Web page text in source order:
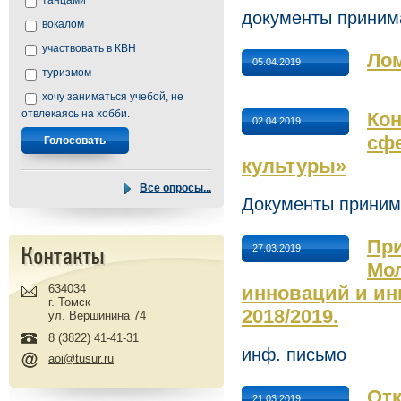
документы
05.04.2019
02.04.2019
культуры»
Документы
27.03.2019
инноваций и
2018/2019.
инф. письмо
21.03.2019
вокалом
участвовать в КВН
туризмом
хочу заниматься учебой, не
отвлекаясь на хобби.
Все опросы...
634034
г. Томск
ул. Вершинина 74
8 (3822) 41-41-31
aoi@tusur.ru